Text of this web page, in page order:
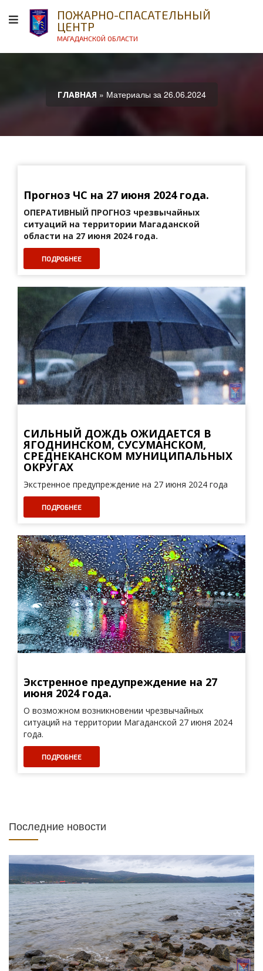
ПОЖАРНО-СПАСАТЕЛЬНЫЙ
ЦЕНТР
МАГАДАНСКОЙ ОБЛАСТИ
ГЛАВНАЯ » Материалы за 26.06.2024
Прогноз ЧС на 27 июня 2024 года.
ОПЕРАТИВНЫЙ ПРОГНОЗ чрезвычайных
ситуаций на территории Магаданской
области на 27 июня 2024 года.
ПОДРОБНЕЕ
СИЛЬНЫЙ ДОЖДЬ ОЖИДАЕТСЯ В
ЯГОДНИНСКОМ, СУСУМАНСКОМ,
СРЕДНЕКАНСКОМ МУНИЦИПАЛЬНЫХ
ОКРУГАХ
Экстренное предупреждение на 27 июня 2024 года
ПОДРОБНЕЕ
Экстренное предупреждение на 27
июня 2024 года.
О возможном возникновении чрезвычайных
ситуаций на территории Магаданской 27 июня 2024
года.
ПОДРОБНЕЕ
Последние новости